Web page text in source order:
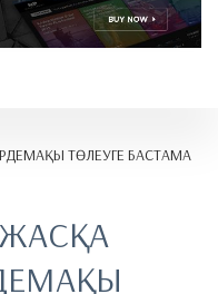
ТӨЛЕУГЕ БАСТАМА
ЖАСҚА